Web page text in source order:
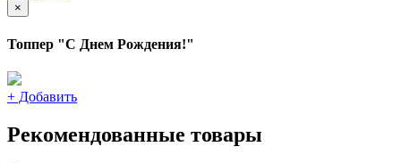
×
Топпер "С Днем Рождения!"
+ Добавить
Рекомендованные товары